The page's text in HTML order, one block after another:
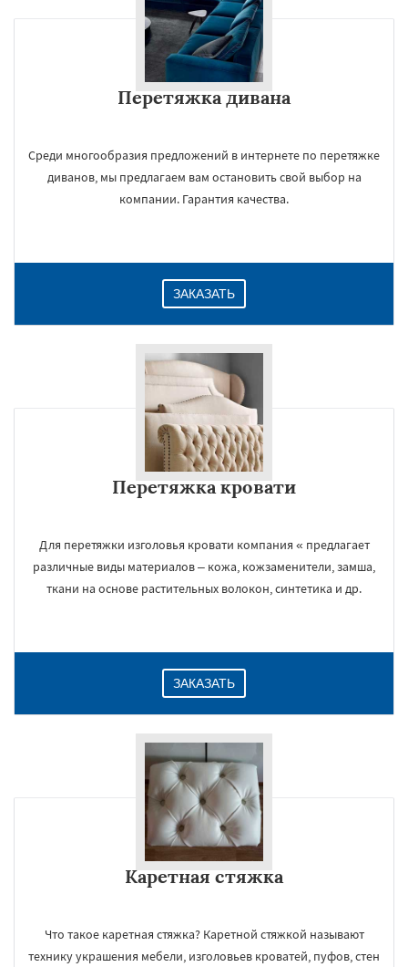
Перетяжка дивана
Среди многообразия предложений в интернете по перетяжке
диванов, мы предлагаем вам остановить свой выбор на
компании. Гарантия качества.
ЗАКАЗАТЬ
Перетяжка кровати
Для перетяжки изголовья кровати компания « предлагает
различные виды материалов – кожа, кожзаменители, замша,
ткани на основе растительных волокон, синтетика и др.
ЗАКАЗАТЬ
Каретная стяжка
Что такое каретная стяжка? Каретной стяжкой называют
технику украшения мебели, изголовьев кроватей, пуфов, стен